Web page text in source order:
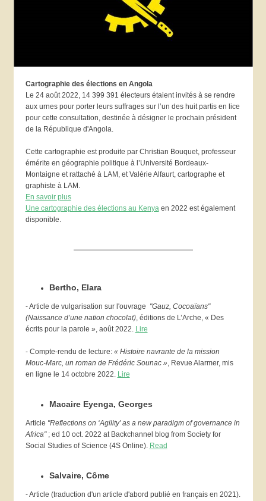
Cartographie des élections en Angola
Le 24 août 2022, 14 399 391 électeurs étaient invités à se rendre
aux urnes pour porter leurs suffrages sur l’un des huit partis en lice
pour cette consultation, destinée à désigner le prochain président
de la République d'Angola.
Cette cartographie est produite par Christian Bouquet, professeur
émérite en géographie politique à l’Université Bordeaux-
Montaigne et rattaché à LAM, et Valérie Alfaurt, cartographe et
graphiste à LAM.
En savoir plus
Une cartographie des élections au Kenyaen 2022 est également
disponible.
Bertho, Elara
- Article de vulgarisation sur l'ouvrage "Gauz, Cocoaïans"
(Naissance d’une nation chocolat), éditions de L’Arche, « Des
écrits pour la parole », août 2022. Lire
- Compte-rendu de lecture: « Histoire navrante de la mission
Mouc-Marc, un roman de Frédéric Sounac », Revue Alarmer, mis
en ligne le 14 octobre 2022. Lire
Macaire Eyenga, Georges
Article "Reflections on ‘Agility’ as a new paradigm of governance in
Africa"; ed 10 oct. 2022 at Backchannel blog from Society for
Social Studies of Science (4S Online). Read
Salvaire, Côme
- Article (traduction d'un article d'abord publié en français en 2021).